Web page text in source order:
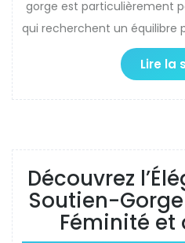
gorge est particulièrement
qui recherchent un équilibre
Lire la
Découvrez
Soutien-
Féminité et